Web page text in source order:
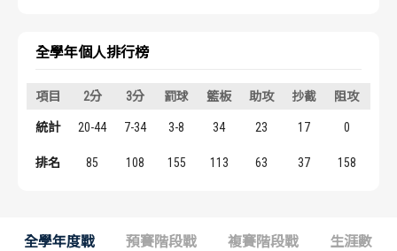
全學年個人排行榜
項目 2分 3分 罰球 籃板 助攻 抄截 阻攻
統計 20-44 7-34 3-8 34 23 17 0
排名 85 108 155 113 63 37 158
全學年度戰
預賽階段戰
複賽階段戰
生涯數